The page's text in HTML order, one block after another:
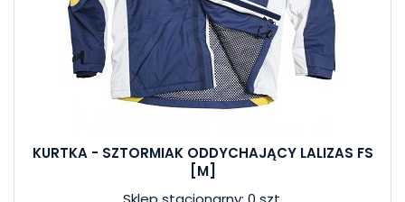
KURTKA - SZTORMIAK ODDYCHAJĄCY LALIZAS FS
[M]